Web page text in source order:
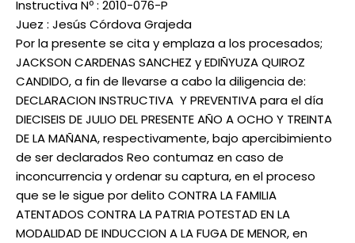
Instructiva Nº : 2010-076-P
Juez : Jesús Córdova Grajeda
Por la presente se cita y emplaza a los procesados;
JACKSON CARDENAS SANCHEZ y EDIÑYUZA QUIROZ
CANDIDO, a fin de llevarse a cabo la diligencia de:
DECLARACION INSTRUCTIVA Y PREVENTIVA para el día
DIECISEIS DE JULIO DEL PRESENTE AÑO A OCHO Y TREINTA
DE LA MAÑANA, respectivamente, bajo apercibimiento
de ser declarados Reo contumaz en caso de
inconcurrencia y ordenar su captura, en el proceso
que se le sigue por delito CONTRA LA FAMILIA
ATENTADOS CONTRA LA PATRIA POTESTAD EN LA
MODALIDAD DE INDUCCION A LA FUGA DE MENOR, en